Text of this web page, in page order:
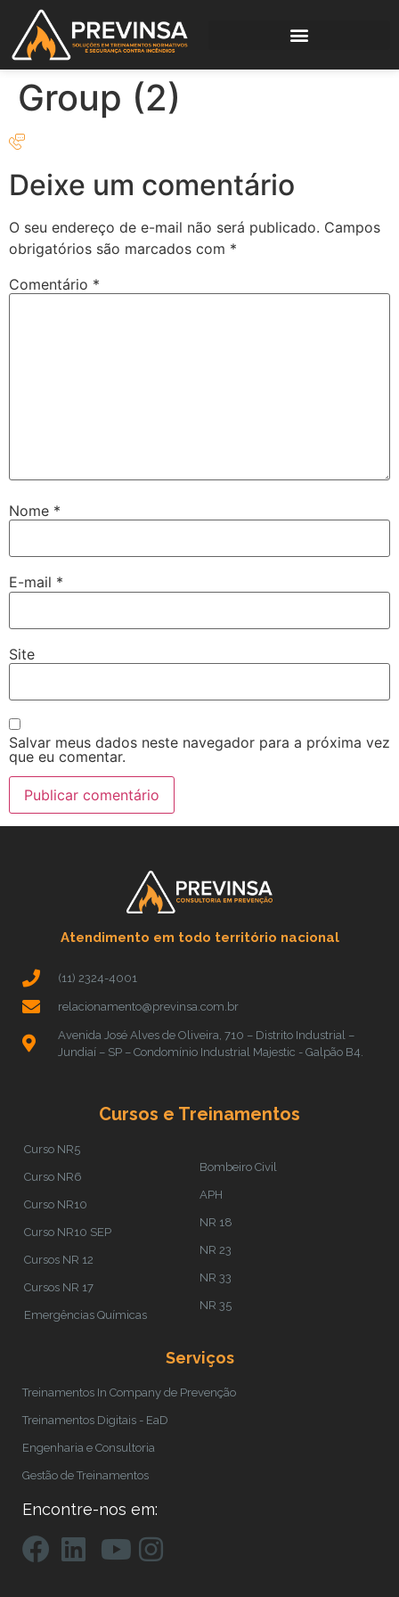
Group (2)
Deixe um comentário
O seu endereço de e-mail não será publicado. Campos
obrigatórios são marcados com *
Comentário *
Nome *
E-mail *
Site
Salvar meus dados neste navegador para a próxima vez
que eu comentar.
Atendimento em todo território nacional
(11) 2324-4001
relacionamento@previnsa.com.br
Avenida José Alves de Oliveira, 710 – Distrito Industrial –
Jundiaí – SP – Condomínio Industrial Majestic - Galpão B4.
Cursos e Treinamentos
Curso NR5
Curso NR6
Curso NR10
Curso NR10 SEP
Cursos NR 12
Cursos NR 17
Emergências Químicas
Bombeiro Civil
APH
NR 18
NR 23
NR 33
NR 35
Serviços
Treinamentos In Company de Prevenção
Treinamentos Digitais - EaD
Engenharia e Consultoria
Gestão de Treinamentos
Encontre-nos em: